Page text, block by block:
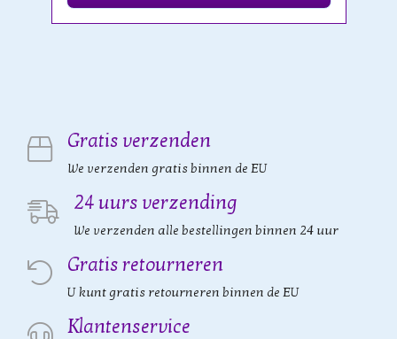
Gratis verzenden
We verzenden gratis binnen de EU
24 uurs verzending
We verzenden alle bestellingen binnen 24 uur
Gratis retourneren
U kunt gratis retourneren binnen de EU
Klantenservice